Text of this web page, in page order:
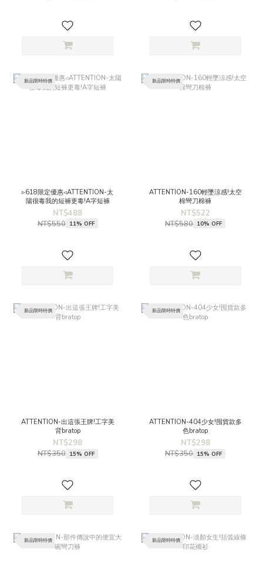
新品限時特價
▹618限定優惠◃ATTENTION-太
陽很毒我的短褲更毒!A字短褲
NT$488
NT$550 11% OFF
新品限時特價
ATTENTION-160輕墜涼感!太空
棉彎刀棉褲
NT$522
NT$580 10% OFF
新品限時特價
ATTENTION-出這張王牌!工字美
背bratop
NT$298
NT$350 15% OFF
新品限時特價
ATTENTION-404少女!囤貨款多
色bratop
NT$298
NT$350 15% OFF
新品限時特價 新品限時特價